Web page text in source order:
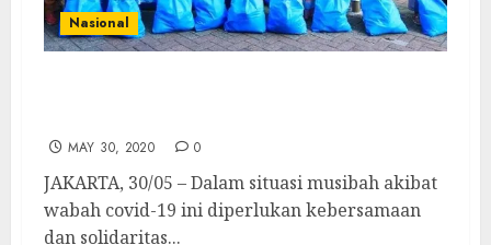
Nasional
MAY 30, 2020 0
JAKARTA, 30/05 – Dalam situasi musibah akibat
wabah covid-19 ini diperlukan kebersamaan
dan solidaritas...